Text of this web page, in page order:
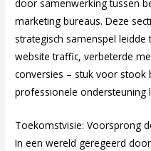
door samenwerking tussen
marketing bureaus. Deze
strategisch samenspel
website traffic, verbeterde
conversies – stuk voor stook
professionele ondersteuning
Toekomstvisie: Voorsprong
In een wereld geregeerd